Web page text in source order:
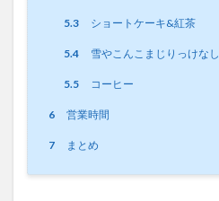
5.3 ショートケーキ&紅茶
5.4 雪やこんこまじりっけなし
5.5 コーヒー
6 営業時間
7 まとめ